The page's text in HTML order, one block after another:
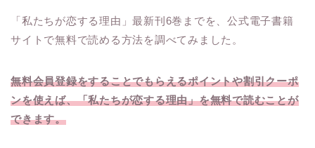
「私たちが恋する理由」最新刊6巻までを、公式電子書籍
サイトで無料で読める方法を調べてみました。
無料会員登録をすることでもらえるポイントや割引クーポ
ンを使えば、「私たちが恋する理由」を無料で読むことが
できます。